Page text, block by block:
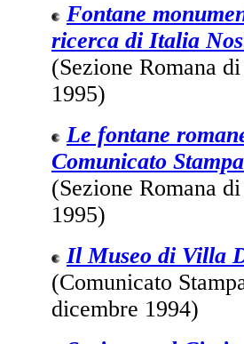
Fontane
ricerca di Italia
(Sezione Romana
1995)
Le fontane
Comunicato Stampa
(Sezione Romana
1995)
Il Museo di Villa
(Comunicato
dicembre 1994)